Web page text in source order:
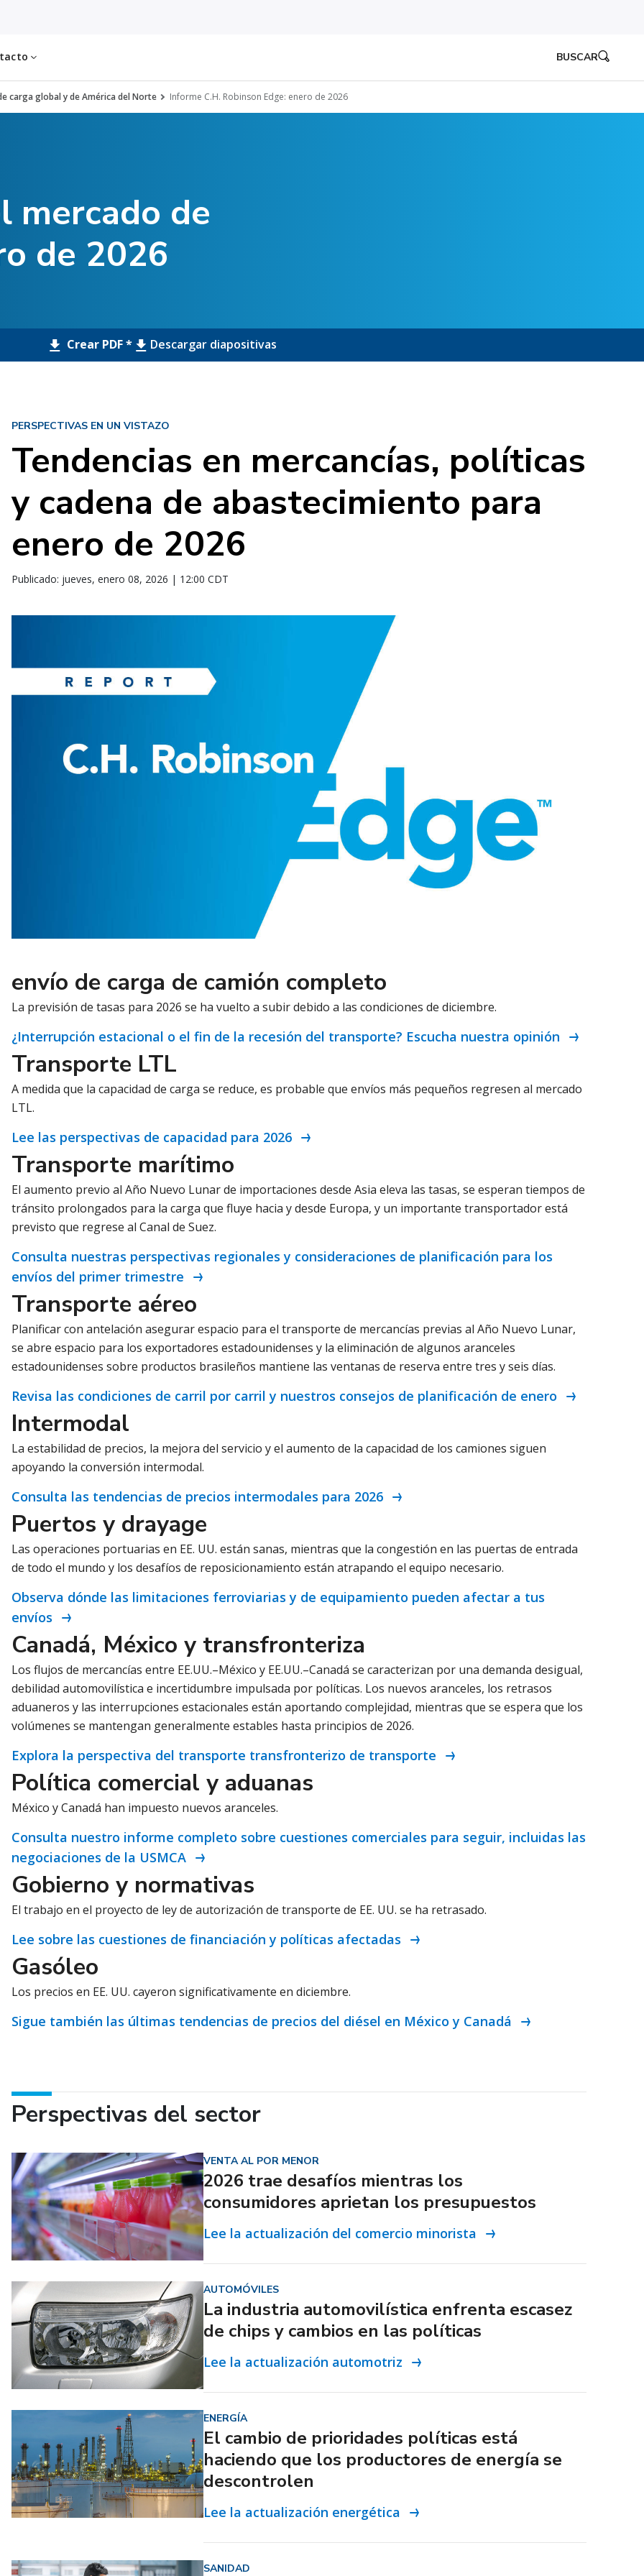
BUSCAR
carga global y de América del Norte Informe C.H. Robinson Edge: enero de 2026
mercado de
de 2026
Crear PDF * Descargar diapositivas
PERSPECTIVAS EN UN VISTAZO
Tendencias en mercancías, políticas
y cadena de abastecimiento para
enero de 2026
Publicado: jueves, enero 08, 2026 | 12:00 CDT
envío de carga de camión completo
La previsión de tasas para 2026 se ha vuelto a subir debido a las condiciones de diciembre.
¿Interrupción estacional o el fin de la recesión del transporte? Escucha nuestra opinión
Transporte LTL
A medida que la capacidad de carga se reduce, es probable que envíos más pequeños regresen al mercado
LTL.
Lee las perspectivas de capacidad para 2026
Transporte marítimo
El aumento previo al Año Nuevo Lunar de importaciones desde Asia eleva las tasas, se esperan tiempos de
tránsito prolongados para la carga que fluye hacia y desde Europa, y un importante transportador está
previsto que regrese al Canal de Suez.
Consulta nuestras perspectivas regionales y consideraciones de planificación para los
envíos del primer trimestre
Transporte aéreo
Planificar con antelación asegurar espacio para el transporte de mercancías previas al Año Nuevo Lunar,
se abre espacio para los exportadores estadounidenses y la eliminación de algunos aranceles
estadounidenses sobre productos brasileños mantiene las ventanas de reserva entre tres y seis días.
Revisa las condiciones de carril por carril y nuestros consejos de planificación de enero
Intermodal
La estabilidad de precios, la mejora del servicio y el aumento de la capacidad de los camiones siguen
apoyando la conversión intermodal.
Consulta las tendencias de precios intermodales para 2026
Puertos y drayage
Las operaciones portuarias en EE. UU. están sanas, mientras que la congestión en las puertas de entrada
de todo el mundo y los desafíos de reposicionamiento están atrapando el equipo necesario.
Observa dónde las limitaciones ferroviarias y de equipamiento pueden afectar a tus
envíos
Canadá, México y transfronteriza
Los flujos de mercancías entre EE.UU.–México y EE.UU.–Canadá se caracterizan por una demanda desigual,
debilidad automovilística e incertidumbre impulsada por políticas. Los nuevos aranceles, los retrasos
aduaneros y las interrupciones estacionales están aportando complejidad, mientras que se espera que los
volúmenes se mantengan generalmente estables hasta principios de 2026.
Explora la perspectiva del transporte transfronterizo de transporte
Política comercial y aduanas
México y Canadá han impuesto nuevos aranceles.
Consulta nuestro informe completo sobre cuestiones comerciales para seguir, incluidas las
negociaciones de la USMCA
Gobierno y normativas
El trabajo en el proyecto de ley de autorización de transporte de EE. UU. se ha retrasado.
Lee sobre las cuestiones de financiación y políticas afectadas
Gasóleo
Los precios en EE. UU. cayeron significativamente en diciembre.
Sigue también las últimas tendencias de precios del diésel en México y Canadá
Perspectivas del sector
VENTA AL POR MENOR
2026 trae desafíos mientras los
consumidores aprietan los presupuestos
Lee la actualización del comercio minorista
AUTOMÓVILES
La industria automovilística enfrenta escasez
de chips y cambios en las políticas
Lee la actualización automotriz
ENERGÍA
El cambio de prioridades políticas está
haciendo que los productores de energía se
descontrolen
Lee la actualización energética
SANIDAD